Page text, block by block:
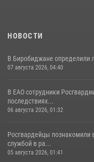
НОВОСТИ
В Биробиджане определили
07 августа 2026, 04:40
В ЕАО сотрудники
последствиях...
06 августа 2026, 01:32
Росгвардейцы познакомили
службой в ра...
05 августа 2026, 01:41